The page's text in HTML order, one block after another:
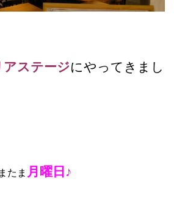
アステージにやってきまし
たま 月曜日♪